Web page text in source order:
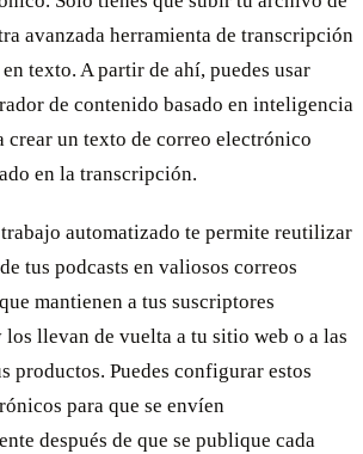
avanzada herramienta de transcripción
texto. A partir de ahí, puedes usar
de contenido basado en inteligencia
un texto de correo electrónico
en la transcripción.
automatizado te permite reutilizar
tus podcasts en valiosos correos
mantienen a tus suscriptores
los llevan de vuelta a tu sitio web o a las
productos. Puedes configurar estos
para que se envíen
después de que se publique cada